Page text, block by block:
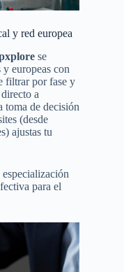
y red europea
se
y europeas con
filtrar por fase y
a
toma de decisión
(desde
ajustas tu
para el